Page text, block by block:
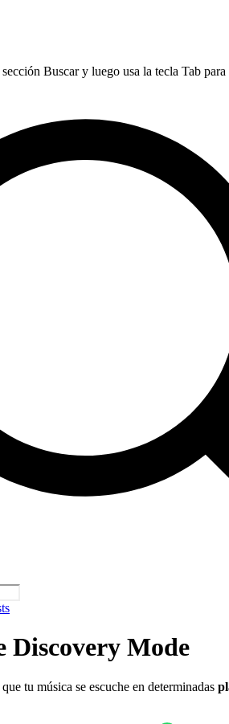
Buscar y luego usa la tecla Tab
Discovery Mode
tu música se escuche en determinadas